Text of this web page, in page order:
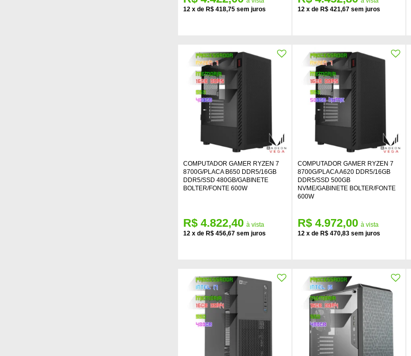
12 x de R$ 418,75 12 x de R$ 421,67
COMPUTADOR GAMER RYZEN 7
8700G/PLACA B650 DDR5/16GB
DDR5/SSD 480GB/GABINETE
BOLTER/FONTE 600W
12 x de R$ 456,67
R$ 4.822,40
COMPUTADOR GAMER RYZEN 7
8700G/PLACA A620 DDR5/16GB
DDR5/SSD 500GB
NVME/GABINETE BOLTER/FONTE
600W
12 x de R$ 470,83
R$ 4.972,00